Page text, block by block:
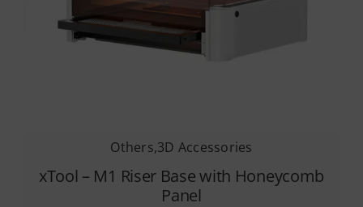
Others,3D Accessories
xTool – M1 Riser Base with Honeycomb
Panel